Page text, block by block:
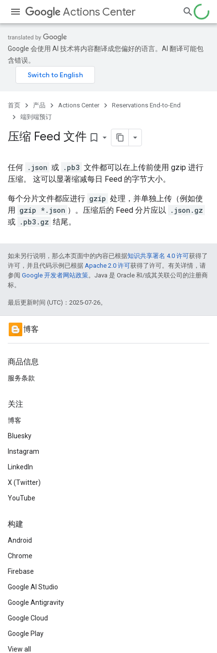
Actions Center
Google 会使用 AI 技术将内容翻译成您偏好的语言。AI 翻译可能包
含错误。
首页 产品 Actions Center
Reservations End-to-End
端到端预订
压缩 Feed 文件 bookmark_border
任何 .json 或 .pb3 文件都可以在上传前使用 gzip 进行
压缩。 这可以显著缩减每日 Feed 的字节大小。
每个分片文件都应进行 gzip 处理，并单独上传（例如使
用 gzip *.json ）。压缩后的 Feed 分片应以
.json.gz
或 .pb3.gz 结尾。
如未另行说明，那么本页面中的内容已根据知识共享署名 4.0 许可获得了
许可，并且代码示例已根据 Apache 2.0 许可获得了许可。有关详情，请
参阅 Google 开发者网站政策。Java 是 Oracle 和/或其关联公司的注册商
标。
最后更新时间 (UTC)：2025-07-26。
博客
商品信息
服务条款
关注
博客
Bluesky
Instagram
LinkedIn
X (Twitter)
YouTube
构建
Android
Chrome
Firebase
Google AI Studio
Google Antigravity
Google Cloud
Google Play
View all